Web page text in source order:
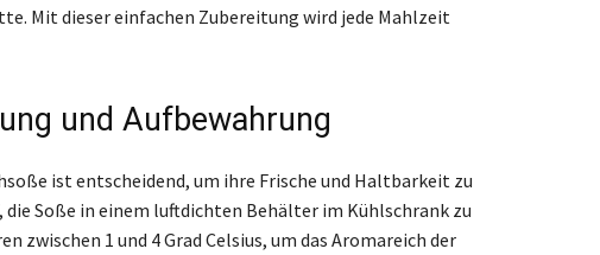
Mit dieser einfachen Zubereitung wird jede Mahlzeit
und Aufbewahrung
ist entscheidend, um ihre Frische und Haltbarkeit zu
die Soße in einem luftdichten Behälter im Kühlschrank zu
zwischen 1 und 4 Grad Celsius, um das Aromareich der